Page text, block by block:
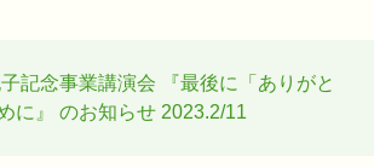
記念事業講演会 『最後に「ありがと
に』 のお知らせ 2023.2/11